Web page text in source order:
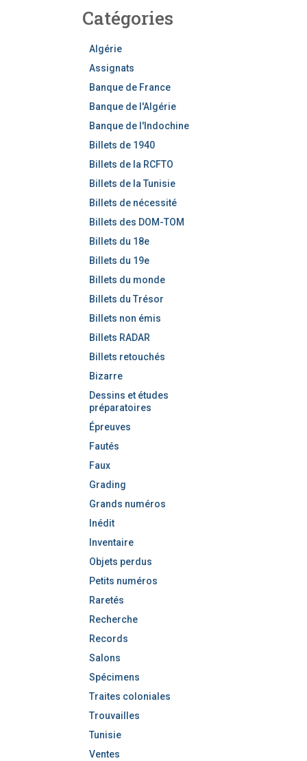
e
Catégories
Algérie
Assignats
Banque de France
Banque de l'Algérie
Banque de l'Indochine
Billets de 1940
Billets de la RCFTO
Billets de la Tunisie
Billets de nécessité
Billets des DOM-TOM
Billets du 18e
Billets du 19e
Billets du monde
Billets du Trésor
Billets non émis
Billets RADAR
Billets retouchés
Bizarre
Dessins et études
préparatoires
Épreuves
Fautés
Faux
Grading
Grands numéros
Inédit
Inventaire
Objets perdus
Petits numéros
Raretés
Recherche
Records
Salons
Spécimens
Traites coloniales
Trouvailles
Tunisie
Ventes